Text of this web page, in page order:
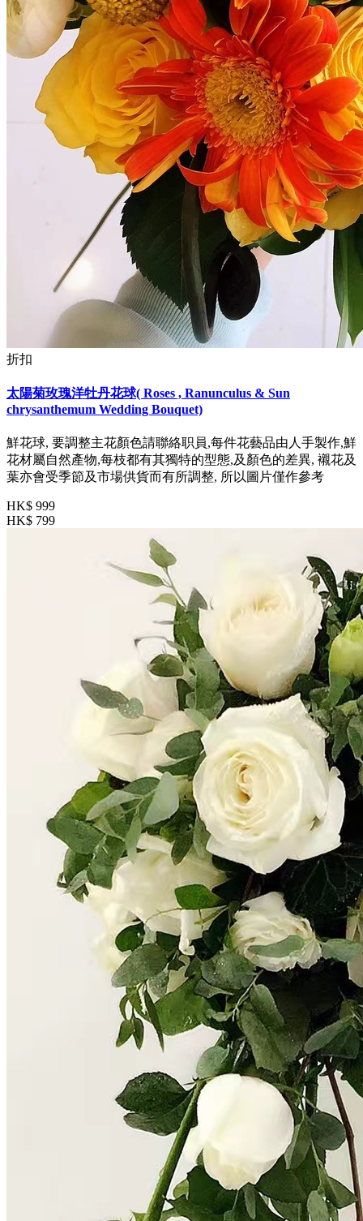
折扣
太陽菊玫瑰洋牡丹花球( Roses , Ranunculus & Sun
chrysanthemum Wedding Bouquet)
鮮花球, 要調整主花顏色請聯絡职員,每件花藝品由人手製作,鮮
花材屬自然產物,每枝都有其獨特的型態,及顏色的差異, 襯花及
葉亦會受季節及市場供貨而有所調整, 所以圖片僅作參考
HK$ 999
HK$ 799